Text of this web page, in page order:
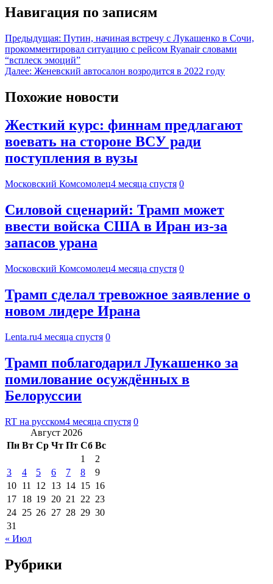
Навигация по записям
Предыдущая: Путин, начиная встречу с Лукашенко в Сочи,
прокомментировал ситуацию с рейсом Ryanair словами
“всплеск эмоций”
Далее: Женевский автосалон возродится в 2022 году
Похожие новости
Жесткий курс: финнам предлагают
воевать на стороне ВСУ ради
поступления в вузы
Московский Комсомолец4 месяца спустя 0
Силовой сценарий: Трамп может
ввести войска США в Иран из-за
запасов урана
Московский Комсомолец4 месяца спустя 0
Трамп сделал тревожное заявление о
новом лидере Ирана
Lenta.ru4 месяца спустя 0
Трамп поблагодарил Лукашенко за
помилование осуждённых в
Белоруссии
RT на русском4 месяца спустя 0
Август 2026
Пн Вт Ср Чт Пт Сб Вс
1
2
3
4 5 6 7 8
9
10 11 12 13 14 15 16
17 18 19 20 21 22 23
24 25 26 27 28 29 30
31
« Июл
Рубрики